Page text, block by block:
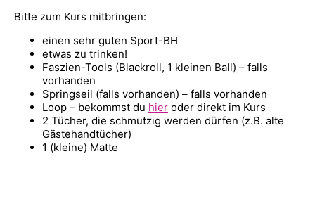
Bitte zum Kurs mitbringen:
einen sehr guten Sport-BH
etwas zu trinken!
Faszien-Tools (Blackroll, 1 kleinen Ball) – falls
vorhanden
Springseil (falls vorhanden) – falls vorhanden
Loop – bekommst du hier oder direkt im Kurs
2 Tücher, die schmutzig werden dürfen (z.B. alte
Gästehandtücher)
1 (kleine) Matte